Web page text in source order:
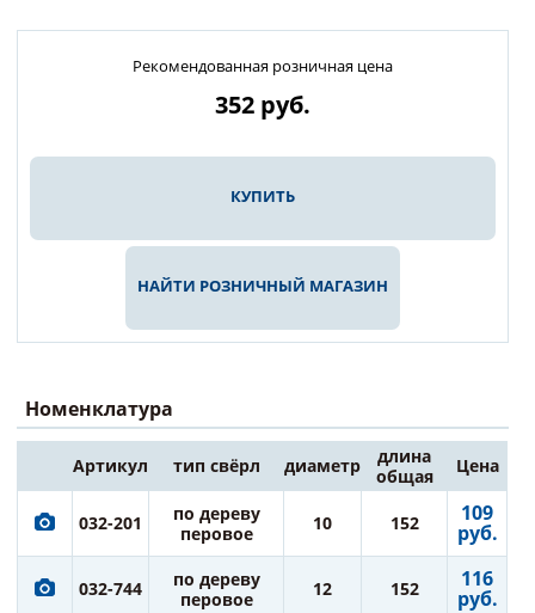
Рекомендованная розничная цена
352 руб.
КУПИТЬ
НАЙТИ РОЗНИЧНЫЙ МАГАЗИН
Номенклатура
Артикул тип свёрл диаметр
длина
общая
Цена
032-201
по дереву
перовое
10 152 109
руб.
032-744
по дереву
перовое
12 152 116
руб.